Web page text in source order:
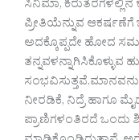
ಸಿನಿಮಾ, ಕಿರುತೆರೆಗಳಲ್ಲಿನ
ಪ್ರೀತಿಯೆನ್ನುವ ಆಕರ್ಷಣೆಗೆ
ಅದಕ್ಕೊಪ್ಪದೇ ಹೋದ
ನೀರಡಿಕೆ, ನಿದ್ರೆ ಹಾಗೂ
ಪ್ರಾಣಿಗಳಂತಿರದೆ ಒಂದು